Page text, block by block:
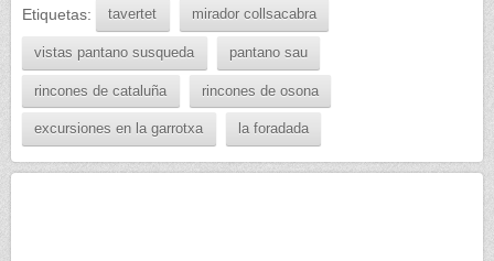
Etiquetas: tavertet mirador collsacabra
vistas pantano susqueda pantano sau
rincones de cataluña rincones de osona
excursiones en la garrotxa la foradada